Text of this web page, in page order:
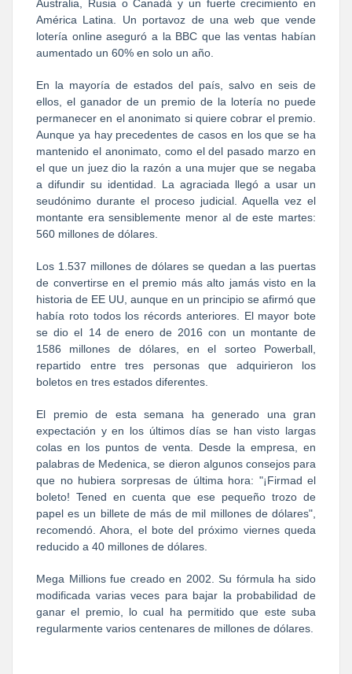
Australia, Rusia o Canadá y un fuerte crecimiento en
América Latina. Un portavoz de una web que vende
lotería online aseguró a la BBC que las ventas habían
aumentado un 60% en solo un año.
En la mayoría de estados del país, salvo en seis de
ellos, el ganador de un premio de la lotería no puede
permanecer en el anonimato si quiere cobrar el premio.
Aunque ya hay precedentes de casos en los que se ha
mantenido el anonimato, como el del pasado marzo en
el que un juez dio la razón a una mujer que se negaba
a difundir su identidad. La agraciada llegó a usar un
seudónimo durante el proceso judicial. Aquella vez el
montante era sensiblemente menor al de este martes:
560 millones de dólares.
Los 1.537 millones de dólares se quedan a las puertas
de convertirse en el premio más alto jamás visto en la
historia de EE UU, aunque en un principio se afirmó que
había roto todos los récords anteriores. El mayor bote
se dio el 14 de enero de 2016 con un montante de
1586 millones de dólares, en el sorteo Powerball,
repartido entre tres personas que adquirieron los
boletos en tres estados diferentes.
El premio de esta semana ha generado una gran
expectación y en los últimos días se han visto largas
colas en los puntos de venta. Desde la empresa, en
palabras de Medenica, se dieron algunos consejos para
que no hubiera sorpresas de última hora: "¡Firmad el
boleto! Tened en cuenta que ese pequeño trozo de
papel es un billete de más de mil millones de dólares",
recomendó. Ahora, el bote del próximo viernes queda
reducido a 40 millones de dólares.
Mega Millions fue creado en 2002. Su fórmula ha sido
modificada varias veces para bajar la probabilidad de
ganar el premio, lo cual ha permitido que este suba
regularmente varios centenares de millones de dólares.